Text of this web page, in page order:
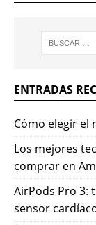
ENTRADAS
Cómo elegir el
Los mejores
comprar en
AirPods Pro 3:
sensor